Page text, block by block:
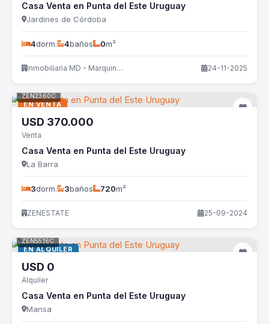
Casa Venta en Punta del Este Uruguay
Jardines de Córdoba
4dorm. 4baños 0m²
Inmobiliaria MD - Marquine D Oliveira 24-11-2025
EN VENTA
ZEN2360C
USD 370.000
Venta
Casa Venta en Punta del Este Uruguay
La Barra
3dorm. 3baños 720m²
ZENESTATE 25-09-2024
EN ALQUILER
ZEN5516C
USD 0
Alquiler
Casa Venta en Punta del Este Uruguay
Mansa